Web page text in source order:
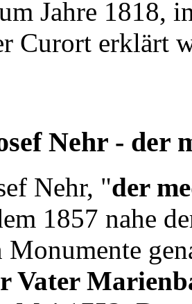
Jahre 1818,
Curort erklärt
Nehr - der
Nehr, "der
1857 nahe
Monumente
Vater